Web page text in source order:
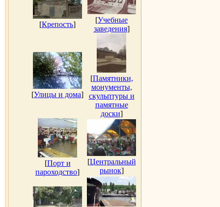
[Крепость]
[Учебные
заведения]
[Улицы и дома]
[Памятники,
монументы,
скульптуры и
памятные
доски]
[Порт и
пароходство]
[Центральный
рынок]